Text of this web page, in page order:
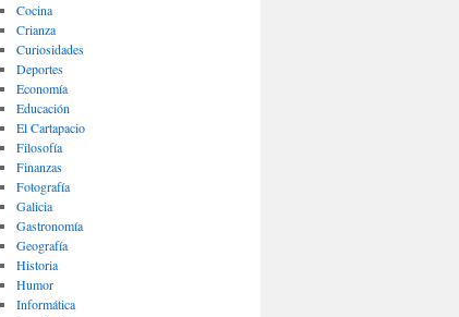
Cocina
Crianza
Curiosidades
Deportes
Economía
Educación
El Cartapacio
Filosofía
Finanzas
Fotografía
Galicia
Gastronomía
Geografía
Historia
Humor
Informática